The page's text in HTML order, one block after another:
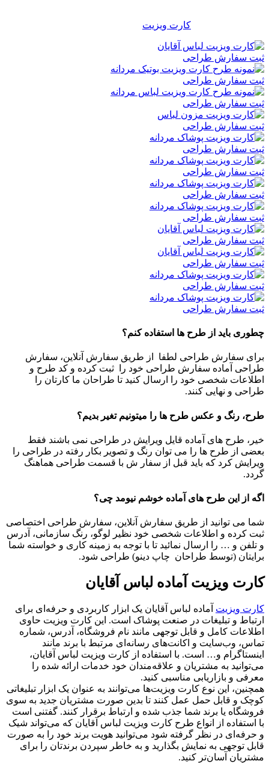
کارت ویزیت
ثبت سفارش طراحی
ثبت سفارش طراحی
ثبت سفارش طراحی
ثبت سفارش طراحی
ثبت سفارش طراحی
ثبت سفارش طراحی
ثبت سفارش طراحی
ثبت سفارش طراحی
ثبت سفارش طراحی
ثبت سفارش طراحی
ثبت سفارش طراحی
ثبت سفارش طراحی
چطوری باید از طرح ها استفاده کنم؟
برای سفارش طراحی لطفا از طریق سفارش آنلاین، سفارش
طراحی آماده سفارش طراحی خود را ثبت کرده و کد طرح و
اطلاعات شخصی خود را ارسال کنید تا طراحان ما کارتان را
طراحی و نهایی کنند.
طرح، رنگ و عکس طرح ها را میتونیم تغیر بدیم؟
خیر، طرح های آماده قایل ویرایش در طراحی نمی باشند فقط
بعضی از طرح ها را می توان رنگ و تصویر بکار رفته در طراحی را
ویرایش کرد که باید قبل از سفار ش با قسمت طراحی هماهنگ
گردد.
اگه از این طرح های آماده خوشم نیومد چی؟
شما می توانید از طریق سفارش آنلاین، سفارش طراحی اختصاصی
ثبت کرده و اطلاعات شخصی خود نظیر لوگو، رنگ سازمانی، آدرس
و تلفن و … را ارسال نمائید تا با توجه به زمینه کاری و خواسته شما
برایتان (توسط طراحان چاپ دینو) طراحی شود.
کارت ویزیت آماده لباس آقایان
کارت ویزیت آماده لباس آقایان یک ابزار کاربردی و حرفه‌ای برای
ارتباط و تبلیغات در صنعت پوشاک است. این کارت ویزیت حاوی
اطلاعات کامل و قابل توجهی مانند نام فروشگاه، آدرس، شماره
تماس، وب‌سایت و اکانت‌های رسانه‌ای مرتبط با برند مانند
اینستاگرام و… است. با استفاده از کارت ویزیت لباس آقایان،
می‌توانید به مشتریان و علاقه‌مندان خود خدمات ارائه شده را
معرفی و بازاریابی مناسبی کنید.
همچنین، این نوع کارت ویزیت‌ها می‌توانند به‌ عنوان یک ابزار تبلیغاتی
کوچک و قابل حمل عمل کنند تا بدین صورت مشتریان جدید به سوی
فروشگاه یا برند شما جذب شده و ارتباط برقرار کنند. گفتنی است
با استفاده از انواع طرح کارت ویزیت لباس آقایان که می‌تواند شیک
و حرفه‌ای در نظر گرفته شود می‌توانید هویت برند خود را به صورت
قابل توجهی به نمایش بگذارید و به خاطر سپردن برندتان را برای
مشتریان آسان‌تر کنید.